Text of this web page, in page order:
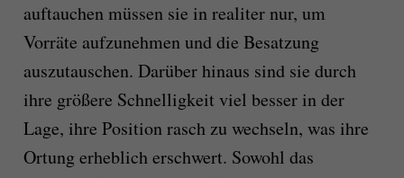
auftauchen müssen sie in realiter nur, um
Vorräte aufzunehmen und die Besatzung
auszutauschen. Darüber hinaus sind sie durch
ihre größere Schnelligkeit viel besser in der
Lage, ihre Position rasch zu wechseln, was ihre
Ortung erheblich erschwert. Sowohl das